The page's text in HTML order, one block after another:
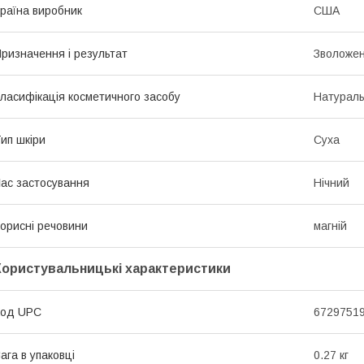
виробник США
і результат
косметичного засобу
шкіри Суха
застосування Нічний
речовини магній
характеристики
UPC
в упаковці 0.27 кг